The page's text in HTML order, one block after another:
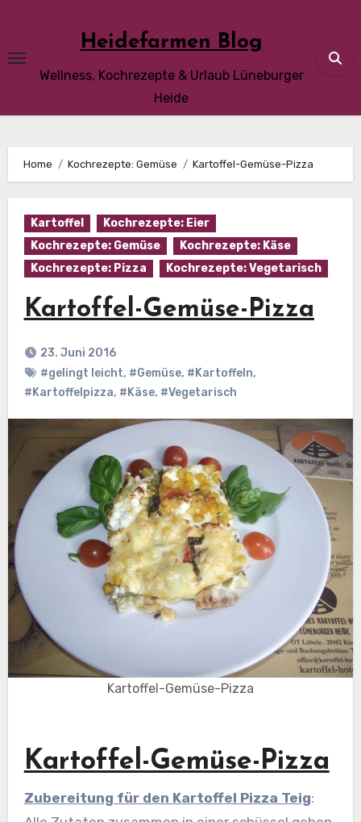
content
Heidefarmen Blog
Wellness, Kochrezepte & Urlaub Lüneburger
Heide
Home Kochrezepte: Gemüse Kartoffel-Gemüse-Pizza
Kartoffel
Kochrezepte: Eier
Kochrezepte: Gemüse
Kochrezepte: Käse
Kochrezepte: Pizza
Kochrezepte: Vegetarisch
Kartoffel-Gemüse-Pizza
23. Juni 2016
#gelingt leicht, #Gemüse, #Kartoffeln,
#Kartoffelpizza, #Käse, #Vegetarisch
Kartoffel-Gemüse-Pizza
Kartoffel-Gemüse-Pizza
Zubereitung für den Kartoffel Pizza Teig: